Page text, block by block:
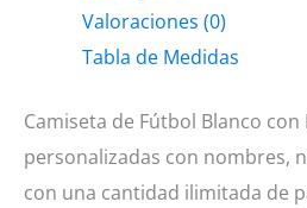
Figuras
Valoraciones (0)
Tabla de Medidas
Camiseta de Fútbol Blanco con
personalizadas con nombres,
con una cantidad ilimitada de